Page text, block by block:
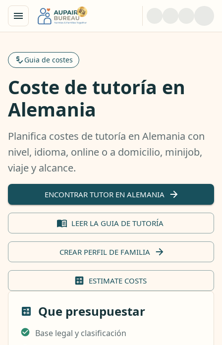
Guia de costes
Coste de tutoría en
Alemania
Planifica costes de tutoría en Alemania con
nivel, idioma, online o a domicilio, minijob,
viaje y alcance.
ENCONTRAR TUTOR EN ALEMANIA
LEER LA GUIA DE TUTORÍA
CREAR PERFIL DE FAMILIA
ESTIMATE COSTS
Que presupuestar
Base legal y clasificación